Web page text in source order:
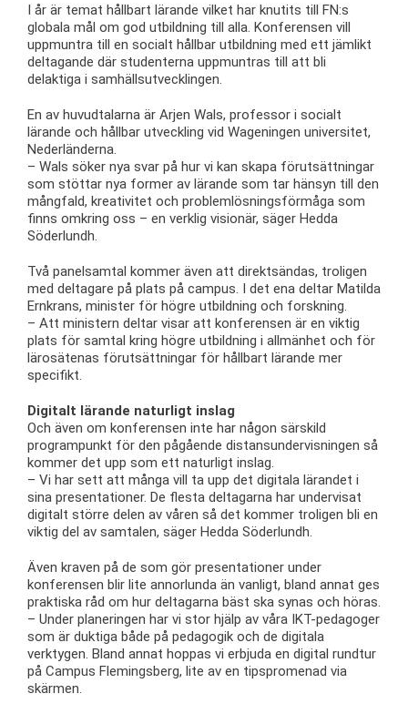
I år är temat hållbart lärande vilket har knutits till FN:s
globala mål om god utbildning till alla. Konferensen vill
uppmuntra till en socialt hållbar utbildning med ett jämlikt
deltagande där studenterna uppmuntras till att bli
delaktiga i samhällsutvecklingen.
En av huvudtalarna är Arjen Wals, professor i socialt
lärande och hållbar utveckling vid Wageningen universitet,
Nederländerna.
– Wals söker nya svar på hur vi kan skapa förutsättningar
som stöttar nya former av lärande som tar hänsyn till den
mångfald, kreativitet och problemlösningsförmåga som
finns omkring oss – en verklig visionär, säger Hedda
Söderlundh.
Två panelsamtal kommer även att direktsändas, troligen
med deltagare på plats på campus. I det ena deltar Matilda
Ernkrans, minister för högre utbildning och forskning.
– Att ministern deltar visar att konferensen är en viktig
plats för samtal kring högre utbildning i allmänhet och för
lärosätenas förutsättningar för hållbart lärande mer
specifikt.
Digitalt lärande naturligt inslag
Och även om konferensen inte har någon särskild
programpunkt för den pågående distansundervisningen så
kommer det upp som ett naturligt inslag.
– Vi har sett att många vill ta upp det digitala lärandet i
sina presentationer. De flesta deltagarna har undervisat
digitalt större delen av våren så det kommer troligen bli en
viktig del av samtalen, säger Hedda Söderlundh.
Även kraven på de som gör presentationer under
konferensen blir lite annorlunda än vanligt, bland annat ges
praktiska råd om hur deltagarna bäst ska synas och höras.
– Under planeringen har vi stor hjälp av våra IKT-pedagoger
som är duktiga både på pedagogik och de digitala
verktygen. Bland annat hoppas vi erbjuda en digital rundtur
på Campus Flemingsberg, lite av en tipspromenad via
skärmen.